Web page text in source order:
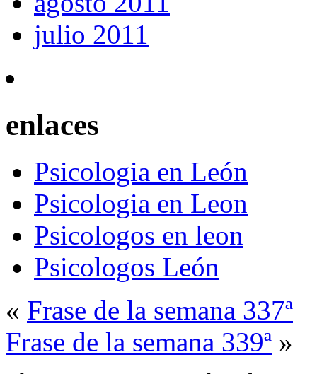
julio 2011
enlaces
Psicologia en León
Psicologia en Leon
Psicologos en leon
Psicologos León
« Frase de la semana 337ª
Frase de la semana 339ª »